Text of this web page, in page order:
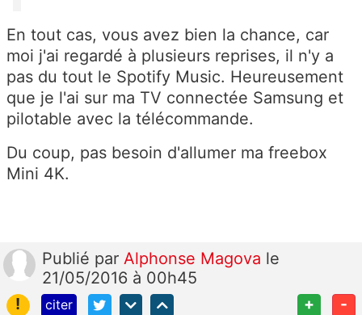
En tout cas, vous avez bien la chance, car
moi j'ai regardé à plusieurs reprises, il n'y a
pas du tout le Spotify Music. Heureusement
que je l'ai sur ma TV connectée Samsung et
pilotable avec la télécommande.
Du coup, pas besoin d'allumer ma freebox
Mini 4K.
Publié par Alphonse Magova le
21/05/2016 à 00h45
!
citer + -